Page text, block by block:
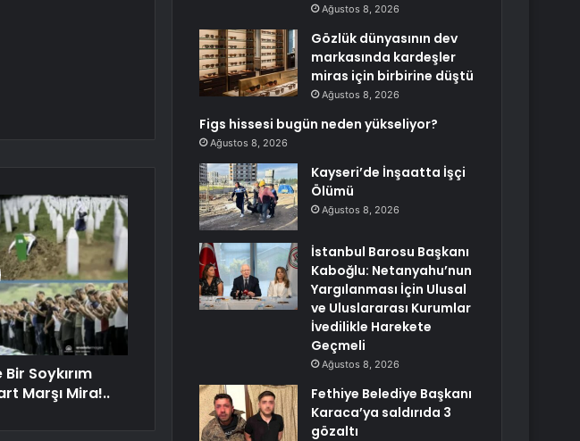
Soykırım
Marşı Mira!..
Ağustos 8, 2026
Gözlük dünyasının dev
markasında kardeşler
miras için birbirine düştü
Ağustos 8, 2026
Figs hissesi bugün neden yükseliyor?
Ağustos 8, 2026
Kayseri’de İnşaatta İşçi
Ölümü
Ağustos 8, 2026
İstanbul Barosu Başkanı
Kaboğlu: Netanyahu’nun
Yargılanması İçin Ulusal
ve Uluslararası Kurumlar
İvedilikle Harekete
Geçmeli
Ağustos 8, 2026
Fethiye Belediye Başkanı
Karaca’ya saldırıda 3
gözaltı